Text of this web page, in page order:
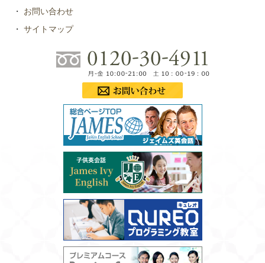
・ お問い合わせ
・サイトマップ